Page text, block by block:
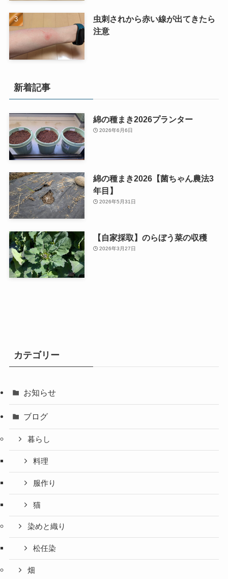
虫刺されから赤い線が出てきたら
注意
新着記事
綿の種まき2026プランター
2026年6月6日
綿の種まき2026【菌ちゃん農法3
年目】
2026年5月31日
【自家採取】のらぼう菜の収穫
2026年3月27日
カテゴリー
お知らせ
ブログ
暮らし
料理
服作り
猫
染めと織り
松任染
畑